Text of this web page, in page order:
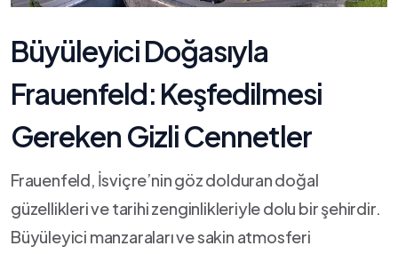
Büyüleyici Doğasıyla
Frauenfeld: ⁤Keşfedilmesi
Gereken Gizli Cennetler
Frauenfeld, İsviçre’nin göz‌ dolduran ⁢doğal⁣
güzellikleri ve tarihi zenginlikleriyle dolu‍ bir şehirdir.
Büyüleyici manzaraları ‍ve sakin atmosferi